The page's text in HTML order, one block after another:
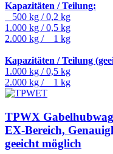
Kapazitäten / Teilung:
500 kg / 0,2 kg
1.000 kg / 0,5 kg
2.000 kg / 1 kg
Kapazitäten / Teilung
1.000 kg / 0,5 kg
2.000 kg / 1 kg
TPWX
EX-Bereich,
geeicht möglich